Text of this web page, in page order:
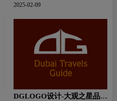
2025-02-09
DGLOGO设计-大观之星品牌